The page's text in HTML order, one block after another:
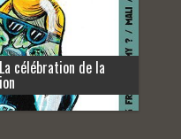
célébration de la